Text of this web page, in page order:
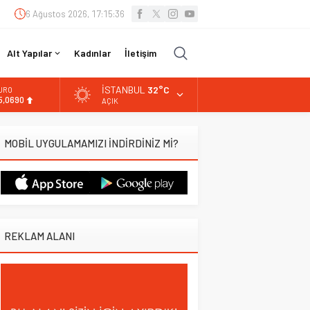
6 Ağustos 2026, 17:15:37
Alt Yapılar Kadınlar İletişim
İSTANBUL 32°C
AÇIK
MOBİL UYGULAMAMIZI İNDİRDİNİZ Mİ?
REKLAM ALANI